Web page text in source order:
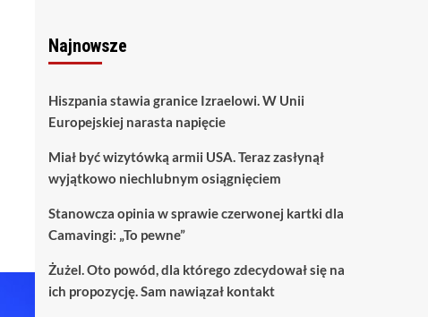
Najnowsze
Hiszpania stawia granice Izraelowi. W Unii
Europejskiej narasta napięcie
Miał być wizytówką armii USA. Teraz zasłynął
wyjątkowo niechlubnym osiągnięciem
Stanowcza opinia w sprawie czerwonej kartki dla
Camavingi: „To pewne”
Żużel. Oto powód, dla którego zdecydował się na
ich propozycję. Sam nawiązał kontakt